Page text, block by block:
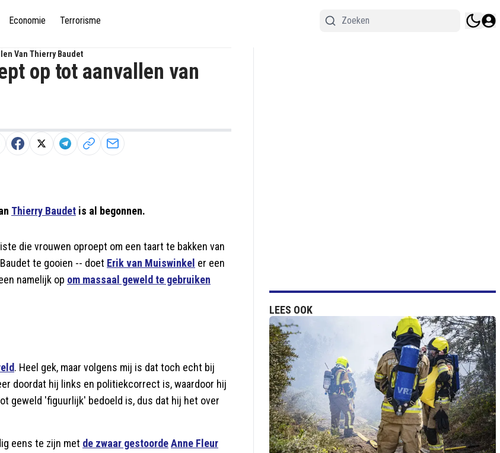
Economie Terrorisme
Van Thierry Baudet
op tot aanvallen van
Thierry Baudet is al begonnen.
die vrouwen oproept om een taart te bakken van
te gooien -- doet Erik van Muiswinkel er een
namelijk op om massaal geweld te gebruiken
. Heel gek, maar volgens mij is dat toch echt bij
doordat hij links en politiekcorrect is, waardoor hij
geweld 'figuurlijk' bedoeld is, dus dat hij het over
eens te zijn met de zwaar gestoordeAnne Fleur
LEES OOK